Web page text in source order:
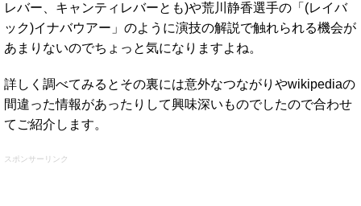
レバー、キャンティレバーとも)や荒川静香選手の「(レイバ
ック)イナバウアー」のように演技の解説で触れられる機会が
あまりないのでちょっと気になりますよね。
詳しく調べてみるとその裏には意外なつながりやwikipediaの
間違った情報があったりして興味深いものでしたので合わせ
てご紹介します。
スポンサーリンク